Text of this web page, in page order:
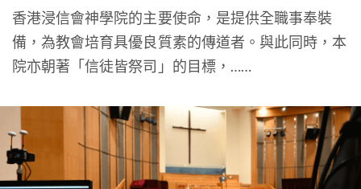
香港浸信會神學院的主要使命，是提供全職事奉裝
備，為教會培育具優良質素的傳道者。與此同時，本
院亦朝著「信徒皆祭司」的目標，……